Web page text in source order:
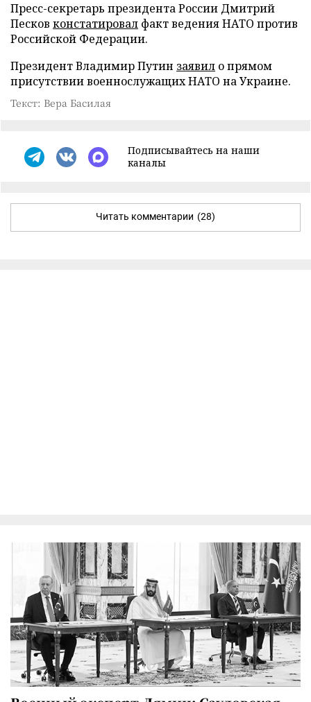
Пресс-секретарь президента России Дмитрий
Песков констатировал факт ведения НАТО против
Российской Федерации.
Президент Владимир Путин заявил о прямом
присутствии военнослужащих НАТО на Украине.
Текст: Вера Басилая
Подписывайтесь на наши
каналы
Читать комментарии (28)